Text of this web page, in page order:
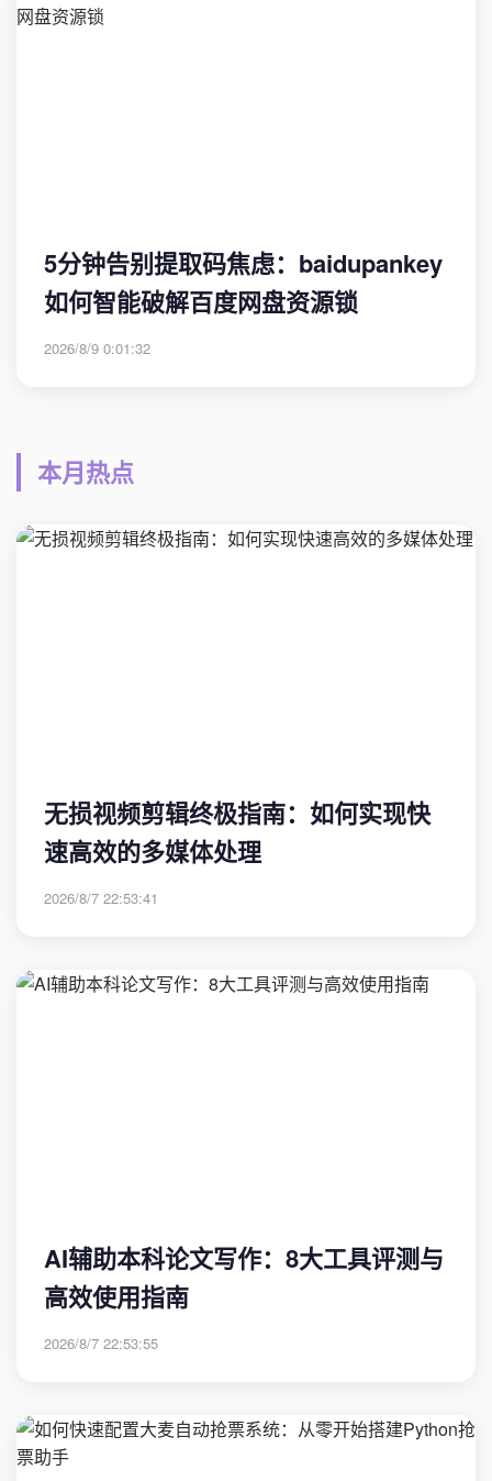
5分钟告别提取码焦虑：baidupankey
如何智能破解百度网盘资源锁
2026/8/9 0:01:32
本月热点
无损视频剪辑终极指南：如何实现快
速高效的多媒体处理
2026/8/7 22:53:41
AI辅助本科论文写作：8大工具评测与
高效使用指南
2026/8/7 22:53:55